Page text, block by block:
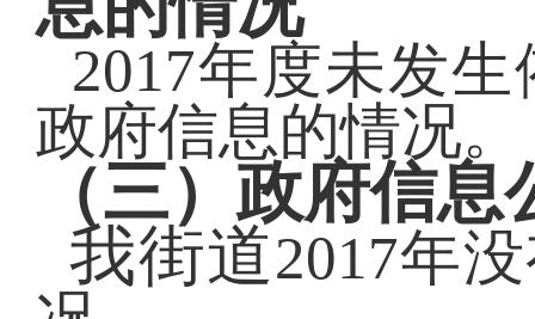
2017年度未发
政府信息的情况。
（三）政府信
我街道2017年